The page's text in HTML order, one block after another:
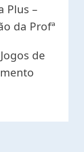
Plus –
da Profª
de